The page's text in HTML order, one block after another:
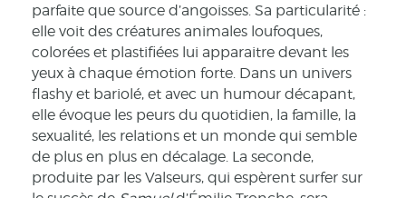
parfaite que source d’angoisses. Sa particularité :
elle voit des créatures animales loufoques,
colorées et plastifiées lui apparaitre devant les
yeux à chaque émotion forte. Dans un univers
flashy et bariolé, et avec un humour décapant,
elle évoque les peurs du quotidien, la famille, la
sexualité, les relations et un monde qui semble
de plus en plus en décalage. La seconde,
produite par les Valseurs, qui espèrent surfer sur